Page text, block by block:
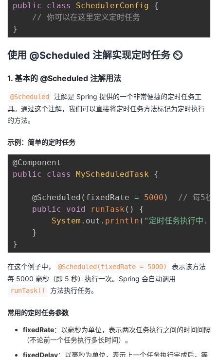
public
class SchedulerConfig
{
// 你可以在这里定义定时任务
}
使用 @Scheduled 注解实现定时任务 ⏲️
1. 基本的 @Scheduled 注解用法
@Scheduled
注解是 Spring 提供的一个非常便捷的定时任务工
具。通过这个注解，我们可以直接将定时任务方法标记为定时执行
的方法。
示例：简单的定时任务
@Component
public
class MyScheduledTask {
@Scheduled ( fixedRate = 5000 )
// 每5秒
public
void runTask ( )
{
System . out . println ( "定时任务执行中
}
}
在这个例子中， @Scheduled(fixedRate = 5000)
表示该方法
每 5000 毫秒（即 5 秒）执行一次。Spring 会自动调用
runTask() 方法执行任务。
常用的定时任务参数
fixedRate：以毫秒为单位，表示两次任务执行之间的时间间隔
（不论前一个任务执行多长时间）。
fixedDelay：以毫秒为单位，表示上一个任务执行完成后，等